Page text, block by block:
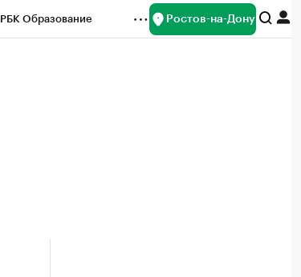
РБК Образование Ростов-на-Дону